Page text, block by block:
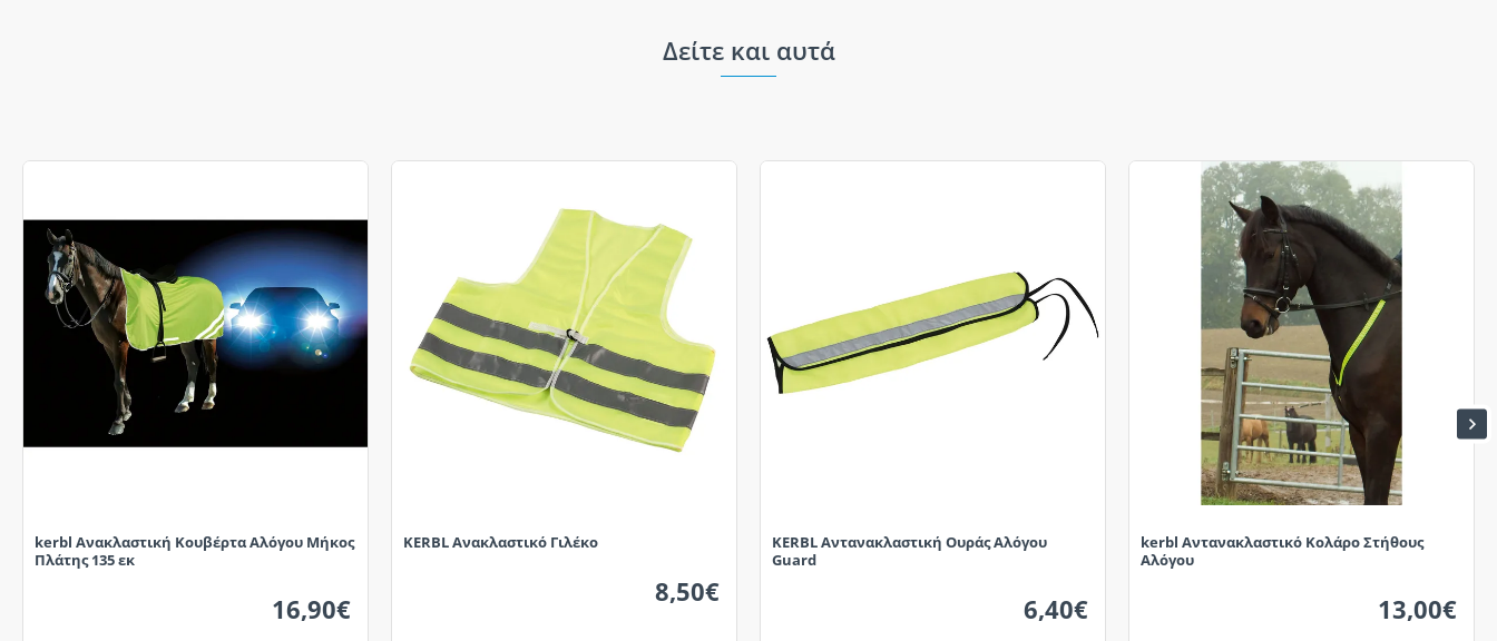
Δείτε και αυτά
kerbl Ανακλαστική Κουβέρτα Αλόγου Μήκος
Πλάτης 135 εκ
16,90€
KERBL Ανακλαστικό Γιλέκο
8,50€
KERBL Αντανακλαστική Ουράς Αλόγου
Guard
6,40€
kerbl Αντανακλαστικό Κολάρο Στήθους
Αλόγου
13,00€